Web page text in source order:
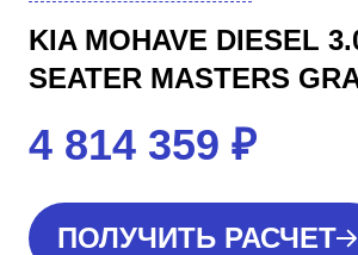
KIA MOHAVE DIESEL
SEATER MASTERS
4 814 359 ₽
ПОЛУЧИТЬ РАСЧЕТ